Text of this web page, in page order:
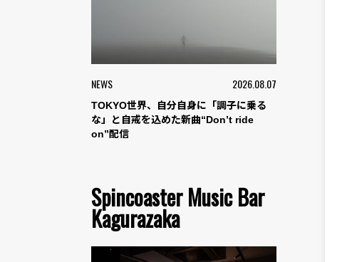
NEWS 2026.08.07
TOKYO世界、自分自身に「調子に乗る
な」と自戒を込めた新曲“Don’t ride
on”配信
Spincoaster Music Bar
Kagurazaka